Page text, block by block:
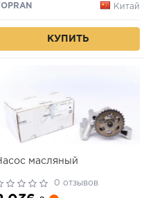
Китай
КУПИТЬ
масляный
0 отзывов